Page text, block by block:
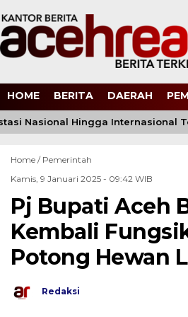
HOME BERITA DAERAH
Nasional Hingga Internasional
Home / Pemerintah
Kamis, 9 Januari 2025 - 09:42 WIB
Pj Bupati Aceh
Kembali
Potong Hewan
Redaksi